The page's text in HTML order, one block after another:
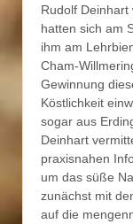
Rudolf
hatten sich am
ihm am
Cham-
Gewinnung
Köstlichkeit
sogar aus
Deinhart
praxisnahen
um das süße
zunächst mit
auf die